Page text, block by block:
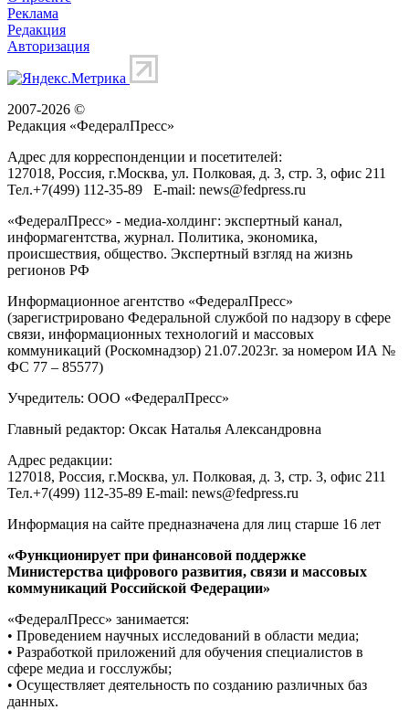
Реклама
Редакция
Авторизация
2007-2026 ©
Редакция «ФедералПресс»
Адрес для корреспонденции и посетителей:
127018, Россия, г.Москва, ул. Полковая, д. 3, стр. 3, офис 211
Тел.+7(499) 112-35-89 E-mail: news@fedpress.ru
«ФедералПресс» - медиа-холдинг: экспертный канал,
информагентства, журнал. Политика, экономика,
происшествия, общество. Экспертный взгляд на жизнь
регионов РФ
Информационное агентство «ФедералПресс»
(зарегистрировано Федеральной службой по надзору в сфере
связи, информационных технологий и массовых
коммуникаций (Роскомнадзор) 21.07.2023г. за номером ИА №
ФС 77 – 85577)
Учредитель: ООО «ФедералПресс»
Главный редактор: Оксак Наталья Александровна
Адрес редакции:
127018, Россия, г.Москва, ул. Полковая, д. 3, стр. 3, офис 211
Тел.+7(499) 112-35-89 E-mail: news@fedpress.ru
Информация на сайте предназначена для лиц старше 16 лет
«Функционирует при финансовой поддержке
Министерства цифрового развития, связи и массовых
коммуникаций Российской Федерации»
«ФедералПресс» занимается:
• Проведением научных исследований в области медиа;
• Разработкой приложений для обучения специалистов в
сфере медиа и госслужбы;
• Осуществляет деятельность по созданию различных баз
данных.